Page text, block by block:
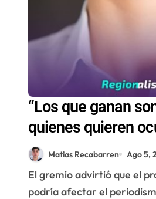
“Los que ganan
quienes quieren
información”:
Periodistas
“Ley Mordaza 2.0”
Matias Recabarren Ago 5,
El gremio advirtió que el proyecto antifiltraciones
podría afectar el